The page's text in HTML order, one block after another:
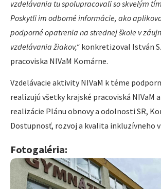
vzdelávania tu spolupracovali so skvelým
Poskytli im odborné informácie, ako
podporné opatrenia na strednej škole v
vzdelávania žiakov,“ konkretizoval István
pracoviska NIVaM Komárne.
Vzdelávacie aktivity NIVaM k téme
realizujú všetky krajské pracoviská NIVaM
realizácie Plánu obnovy a odolnosti SR,
Dostupnosť, rozvoj a kvalita inkluzívneho
Fotogaléria: